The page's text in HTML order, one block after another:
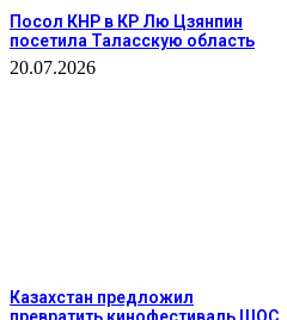
Посол КНР в КР Лю Цзянпин
посетила Таласскую область
20.07.2026
Казахстан предложил